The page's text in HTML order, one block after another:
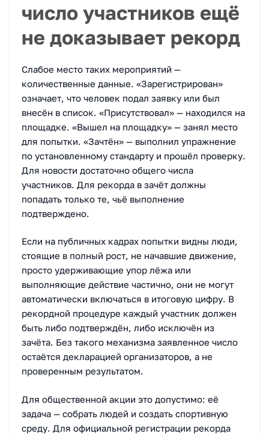
число участников ещё
не доказывает рекорд
Слабое место таких мероприятий —
количественные данные. «Зарегистрирован»
означает, что человек подал заявку или был
внесён в список. «Присутствовал» — находился на
площадке. «Вышел на площадку» — занял место
для попытки. «Зачтён» — выполнил упражнение
по установленному стандарту и прошёл проверку.
Для новости достаточно общего числа
участников. Для рекорда в зачёт должны
попадать только те, чьё выполнение
подтверждено.
Если на публичных кадрах попытки видны люди,
стоящие в полный рост, не начавшие движение,
просто удерживающие упор лёжа или
выполняющие действие частично, они не могут
автоматически включаться в итоговую цифру. В
рекордной процедуре каждый участник должен
быть либо подтверждён, либо исключён из
зачёта. Без такого механизма заявленное число
остаётся декларацией организаторов, а не
проверенным результатом.
Для общественной акции это допустимо: её
задача — собрать людей и создать спортивную
среду. Для официальной регистрации рекорда